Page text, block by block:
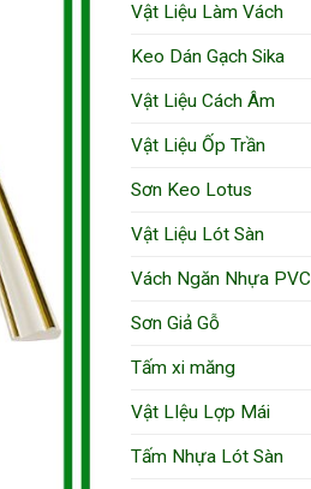
Vật Liệu Làm Vách
Keo Dán Gạch Sika
Vật Liệu Cách Âm
Vật Liệu Ốp Trần
Sơn Keo Lotus
Vật Liệu Lót Sàn
Vách Ngăn Nhựa PVC
Sơn Giả Gỗ
Tấm xi măng
Vật LIệu Lợp Mái
Tấm Nhựa Lót Sàn